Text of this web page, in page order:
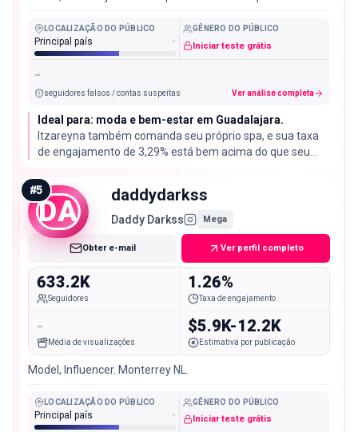
LOCALIZAÇÃO DO PÚBLICO
Principal país -
GÊNERO DO PÚBLICO
Iniciar teste grátis
-
seguidores falsos / contas suspeitas Ver análise completa
Ideal para: moda e bem-estar em Guadalajara.
Itzareyna também comanda seu próprio spa, e sua taxa
de engajamento de 3,29% está bem acima do que seu
DA
#5 daddydarkss
Daddy Darkss Mega
Obter e-mail Ver perfil completo
633.2K
Seguidores
1.26%
Taxa de engajamento
-
Média de visualizações
$5.9K-12.2K
Estimativa por publicação
Model, Influencer. Monterrey NL.
LOCALIZAÇÃO DO PÚBLICO
Principal país -
GÊNERO DO PÚBLICO
Iniciar teste grátis